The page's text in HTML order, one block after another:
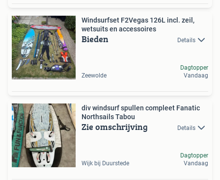
Windsurfset F2Vegas 126L incl. zeil,
wetsuits en accessoires
Bieden Details
Zeewolde
Dagtopper
Vandaag
div windsurf spullen compleet Fanatic
Northsails Tabou
Zie omschrijving Details
Wijk bij Duurstede
Dagtopper
Vandaag